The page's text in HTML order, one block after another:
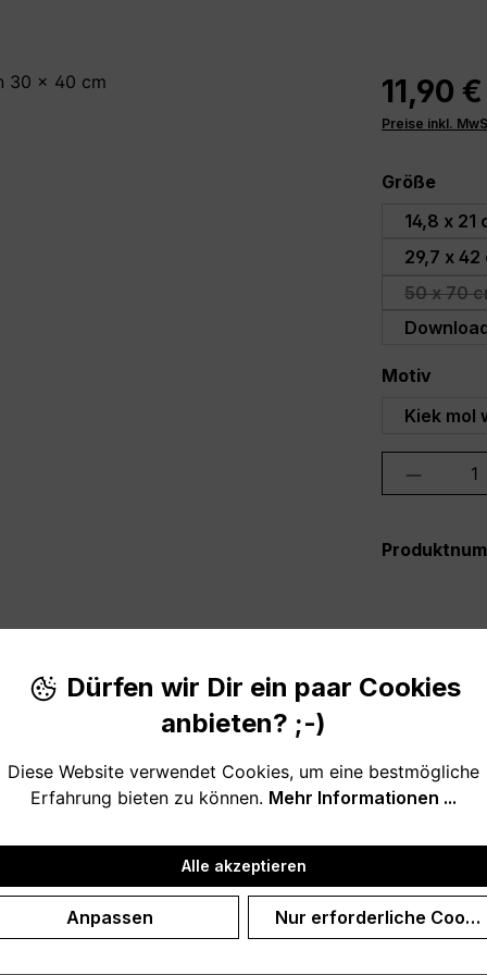
11,90 €
Preise inkl.
Größe
14,8 x 21
29,7 x 42
50 x 70
Motiv
Kiek mol
nordische Art um "Du bist immer herzlich Willkommen"
Dürfen wir Dir ein paar Cookies
anbieten? ;-)
Diese Website verwendet Cookies, um eine bestmögliche
Erfahrung bieten zu können. Mehr Informationen ...
Alle akzeptieren
Anpassen Nur erforderliche